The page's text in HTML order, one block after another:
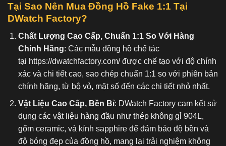
Tại Sao Nên Mua Đồng Hồ Fake 1:1 Tại
DWatch Factory?
Chất Lượng Cao Cấp, Chuẩn 1:1 So Với Hàng
Chính Hãng: Các mẫu đồng hồ chế tác
tại https://dwatchfactory.com/được chế tạo với độ chính
xác và chi tiết cao, sao chép chuẩn 1:1 so với phiên bản
chính hãng, từ bộ vỏ, mặt số đến các chi tiết nhỏ nhất.
Vật Liệu Cao Cấp, Bền Bỉ: DWatch Factory cam kết sử
dụng các vật liệu hàng đầu như thép không gỉ 904L,
gốm ceramic, và kính sapphire để đảm bảo độ bền và
độ bóng đẹp của đồng hồ, mang lại trải nghiệm không